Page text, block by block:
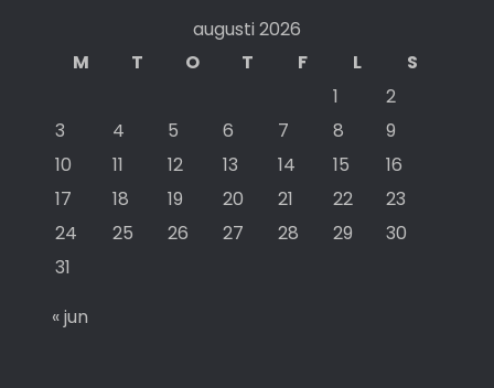
augusti 2026
M
T O T F L
S
1
2
3
4 5 6 7 8
9
10
11 12 13 14 15
16
17
18 19 20 21 22
23
24
25 26 27 28 29
30
31
« jun